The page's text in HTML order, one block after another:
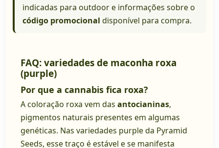
indicadas para outdoor e informações sobre o
código promocional disponível para compra.
FAQ: variedades de maconha roxa
(purple)
Por que a cannabis fica roxa?
A coloração roxa vem das antocianinas,
pigmentos naturais presentes em algumas
genéticas. Nas variedades purple da Pyramid
Seeds, esse traço é estável e se manifesta